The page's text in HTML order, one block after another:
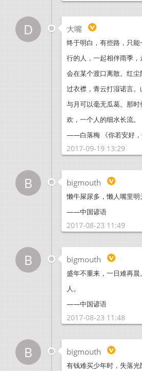
D 大嘴
终于明白，有些路，只
行的人，一起相伴雨季
会在某个渡口离散。红
过衣襟，青云打湿诺言
与月可以毫无瓜葛。那
欢，一个人的细水长流。
——白落梅 《你若安好，
2017-09-19 13:29
B bigmouth
懒牛屎尿多，懒人嘴里明
——中国谚语
2017-08-23 11:49
B bigmouth
盛年不重来，一日难再
人。
——中国谚语
2017-08-23 11:48
B bigmouth
有钱难买少年时，失落光